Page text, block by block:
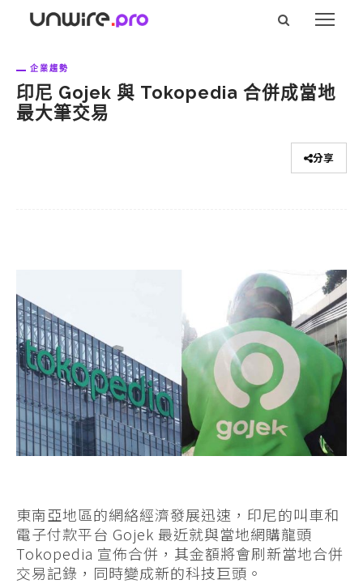
企業趨勢
印尼 Gojek 與 Tokopedia 合併成當地
最大筆交易
分享
東南亞地區的網絡經濟發展迅速，印尼的叫車和
電子付款平台 Gojek 最近就與當地網購龍頭
Tokopedia 宣佈合併，其金額將會刷新當地合併
交易記錄，同時變成新的科技巨頭。